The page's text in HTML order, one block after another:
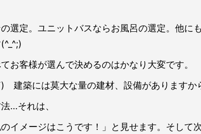
選定。ユニットバスならお風呂の選定。他に
お客様が選んで決めるのはかなり大変です。
建築には莫大な量の建材、設備がありますか
…それは、
イメージはこうです！」と見せます。そして